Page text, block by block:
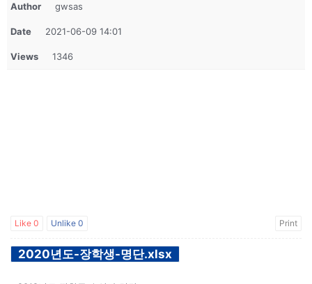
Author gwsas
Date 2021-06-09 14:01
Views 1346
Like 0 Unlike 0 Print
2020년도-장학생-명단.xlsx